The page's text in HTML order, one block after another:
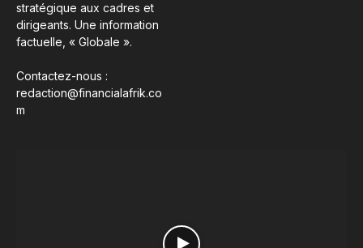
stratégique aux cadres et
dirigeants. Une information
factuelle, « Globale ».
Contactez-nous :
redaction@financialafrik.co
m